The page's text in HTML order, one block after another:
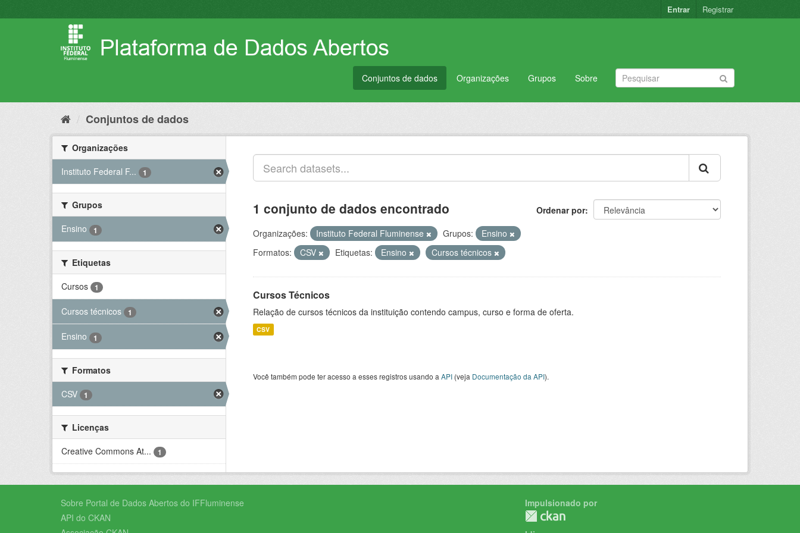
para
Entrar Registrar
Conjuntos de dados Organizações Grupos Sobre
Conjuntos de dados
Organizações
Instituto Federal F...
1
Grupos
Ensino
1
Etiquetas
Cursos
1
Cursos técnicos 1
Ensino 1
Formatos
CSV
1
Licenças
Creative Commons At...
1
Ordenar por
1 conjunto de dados encontrado
Organizações: Instituto Federal Fluminense Grupos:
Ensino
Formatos:
CSV Etiquetas: Ensino Cursos técnicos
Cursos Técnicos
Relação de cursos técnicos da instituição contendo campus, curso e forma de oferta.
CSV
Você também pode ter acesso a esses registros usando a API (veja Documentação da API).
Sobre Portal de Dados Abertos do IFFluminense
API do CKAN
Impulsionado por